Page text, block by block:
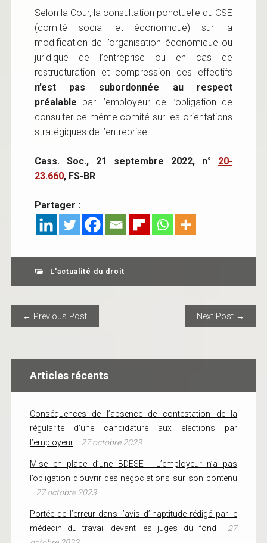
Selon la Cour, la consultation ponctuelle du CSE
(comité social et économique) sur la
modification de l’organisation économique ou
juridique de l’entreprise ou en cas de
restructuration et compression des effectifs
n’est pas subordonnée au respect
préalable par l’employeur de l’obligation de
consulter ce même comité sur les orientations
stratégiques de l’entreprise.
Cass. Soc., 21 septembre 2022, n° 20-
23.660, FS-BR
Partager :
L'actualité du droit
POST NAVIGATION
← Previous Post Next Post →
Articles récents
Conséquences de l’absence de contestation de la
régularité d’une candidature aux élections par
l’employeur
27 octobre 2023
Mise en place d’une BDESE : L’employeur n’a pas
l’obligation d’ouvrir des négociations sur son contenu
27 octobre 2023
Portée de l’erreur dans l’avis d’inaptitude rédigé par le
médecin du travail devant les juges du fond
27